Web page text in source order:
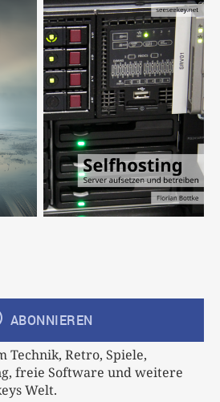
Technik, Retro, Spiele,
freie Software und weitere
Welt.